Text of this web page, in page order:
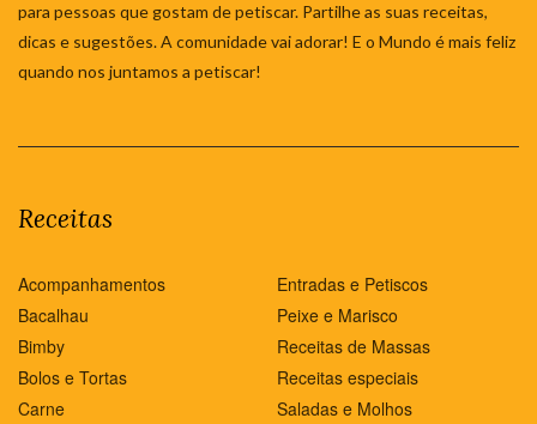
para pessoas que gostam de petiscar. Partilhe as suas receitas,
dicas e sugestões. A comunidade vai adorar! E o Mundo é mais feliz
quando nos juntamos a petiscar!
Receitas
Acompanhamentos
Bacalhau
Bimby
Bolos e Tortas
Carne
Entradas e Petiscos
Peixe e Marisco
Receitas de Massas
Receitas especiais
Saladas e Molhos